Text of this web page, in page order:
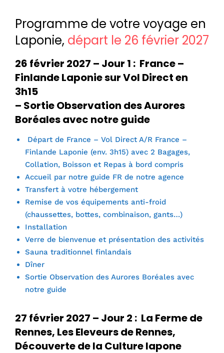
Programme de votre voyage en
Laponie, départ le 26 février 2027
26 février 2027 – Jour 1 : France –
Finlande Laponie sur Vol Direct en
3h15
– Sortie Observation des Aurores
Boréales avec notre guide
Départ de France – Vol Direct A/R France –
Finlande Laponie (env. 3h15) avec 2 Bagages,
Collation, Boisson et Repas à bord compris
Accueil par notre guide FR de notre agence
Transfert à votre hébergement
Remise de vos équipements anti-froid
(chaussettes, bottes, combinaison, gants…)
Installation
Verre de bienvenue et présentation des activités
Sauna traditionnel finlandais
Dîner
Sortie Observation des Aurores Boréales avec
notre guide
27 février 2027 – Jour 2 : La Ferme de
Rennes, Les Eleveurs de Rennes,
Découverte de la Culture lapone